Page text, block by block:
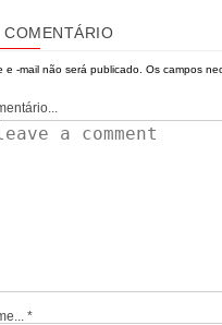
COMENTÁRIO
e -mail não será publicado. Os campos
*